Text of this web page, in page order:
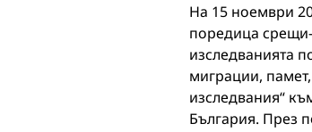
На 15 ноември
поредица срещи-
изследванията
миграции,
изследвания“
България. През